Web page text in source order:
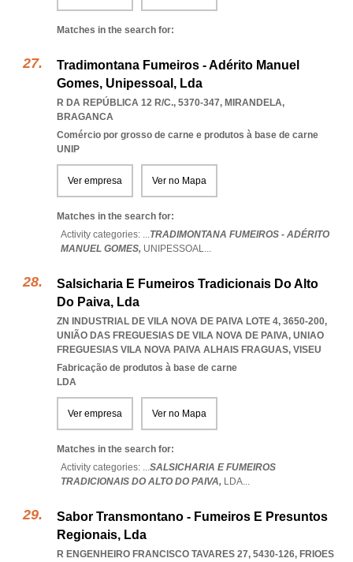
Matches in the search for:
Tradimontana Fumeiros - Adérito Manuel
Gomes, Unipessoal, Lda
R DA REPÚBLICA 12 R/C., 5370-347, MIRANDELA,
BRAGANCA
Comércio por grosso de carne e produtos à base de carne
UNIP
Ver empresa Ver no Mapa
Matches in the search for:
Activity categories: ...TRADIMONTANA FUMEIROS - ADÉRITO
MANUEL GOMES, UNIPESSOAL...
Salsicharia E Fumeiros Tradicionais Do Alto
Do Paiva, Lda
ZN INDUSTRIAL DE VILA NOVA DE PAIVA LOTE 4, 3650-200,
UNIÃO DAS FREGUESIAS DE VILA NOVA DE PAIVA, UNIAO
FREGUESIAS VILA NOVA PAIVA ALHAIS FRAGUAS, VISEU
Fabricação de produtos à base de carne
LDA
Ver empresa Ver no Mapa
Matches in the search for:
Activity categories: ...SALSICHARIA E FUMEIROS
TRADICIONAIS DO ALTO DO PAIVA, LDA...
Sabor Transmontano - Fumeiros E Presuntos
Regionais, Lda
R ENGENHEIRO FRANCISCO TAVARES 27, 5430-126, FRIOES